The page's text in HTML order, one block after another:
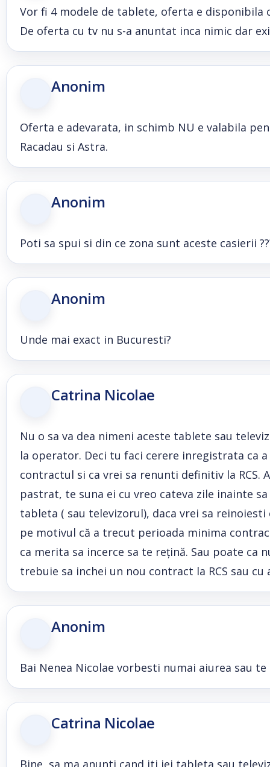
Vor fi 4 modele de tablete, oferta e
De oferta cu tv nu s-a anuntat inca nimic dar
Anonim
Oferta e adevarata, in schimb NU e valabila
Racadau si Astra.
Anonim
Poti sa spui si din ce zona sunt aceste casierii
Anonim
Unde mai exact in Bucuresti?
Catrina Nicolae
Nu o sa va dea nimeni aceste tablete sau
la operator. Deci tu faci cerere inregistrata ca
contractul si ca vrei sa renunti definitiv la RCS.
pastrat, te suna ei cu vreo cateva zile inainte
tableta ( sau televizorul), daca vrei sa
pe motivul că a trecut perioada minima
ca merita sa incerce sa te rețină. Sau poate ca
trebuie sa inchei un nou contract la RCS sau
Anonim
Bai Nenea Nicolae vorbesti numai aiurea sau
Catrina Nicolae
Bine, sa ma anunti cand iti iei tableta sau